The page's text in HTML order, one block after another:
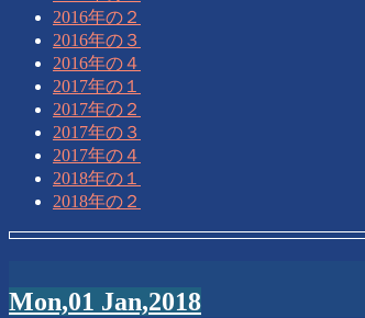
2016年の２
2016年の３
2016年の４
2017年の１
2017年の２
2017年の３
2017年の４
2018年の１
2018年の２
Mon,01 Jan,2018